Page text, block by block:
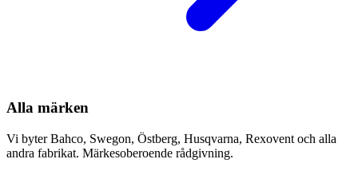
Alla märken
Vi byter Bahco, Swegon, Östberg, Husqvarna, Rexovent och alla
andra fabrikat. Märkesoberoende rådgivning.